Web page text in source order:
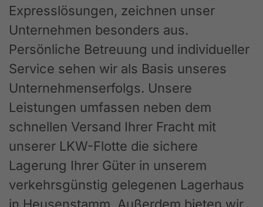
Expresslösungen, zeichnen unser
Unternehmen besonders aus.
Persönliche Betreuung und individueller
Service sehen wir als Basis unseres
Unternehmenserfolgs. Unsere
Leistungen umfassen neben dem
schnellen Versand Ihrer Fracht mit
unserer LKW-Flotte die sichere
Lagerung Ihrer Güter in unserem
verkehrsgünstig gelegenen Lagerhaus